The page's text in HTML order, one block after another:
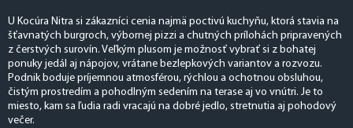
U Kocúra Nitra si zákazníci cenia najmä poctivú kuchyňu, ktorá stavia na
šťavnatých burgroch, výbornej pizzi a chutných prílohách pripravených
z čerstvých surovín. Veľkým plusom je možnosť vybrať si z bohatej
ponuky jedál aj nápojov, vrátane bezlepkových variantov a rozvozu.
Podnik boduje príjemnou atmosférou, rýchlou a ochotnou obsluhou,
čistým prostredím a pohodlným sedením na terase aj vo vnútri. Je to
miesto, kam sa ľudia radi vracajú na dobré jedlo, stretnutia aj pohodový
večer.